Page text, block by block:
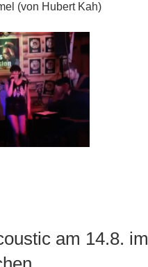
(von Hubert Kah)
am 14.8. im